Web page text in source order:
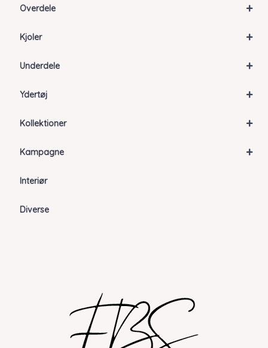
+
Overdele
+
Kjoler
+
Underdele
+
Ydertøj
+
Kollektioner
+
Kampagne
Interiør
Diverse